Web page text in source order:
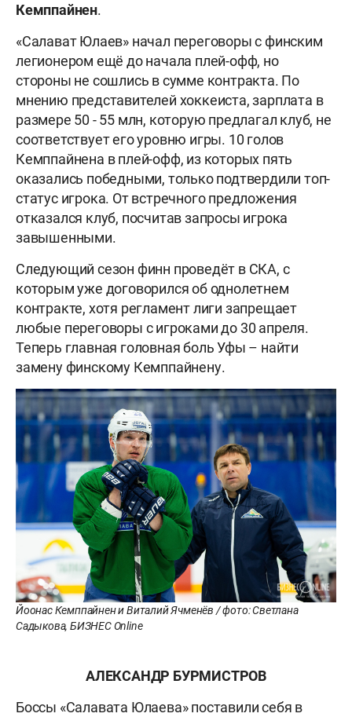
Кемппайнен.
«Салават Юлаев» начал переговоры с финским
легионером ещё до начала плей-офф, но
стороны не сошлись в сумме контракта. По
мнению представителей хоккеиста, зарплата в
размере 50 - 55 млн, которую предлагал клуб, не
соответствует его уровню игры. 10 голов
Кемппайнена в плей-офф, из которых пять
оказались победными, только подтвердили топ-
статус игрока. От встречного предложения
отказался клуб, посчитав запросы игрока
завышенными.
Следующий сезон финн проведёт в СКА, с
которым уже договорился об однолетнем
контракте, хотя регламент лиги запрещает
любые переговоры с игроками до 30 апреля.
Теперь главная головная боль Уфы – найти
замену финскому Кемппайнену.
Йоонас Кемппайнен и Виталий Ячменёв / фото: Светлана
Садыкова, БИЗНЕС Online
АЛЕКСАНДР БУРМИСТРОВ
Боссы «Салавата Юлаева» поставили себя в